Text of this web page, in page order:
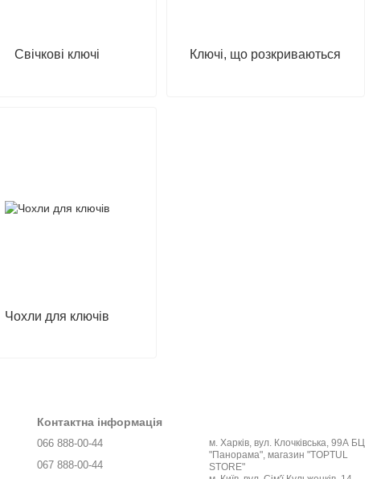
Свічкові ключі Ключі, що розкриваються
Чохли для ключів
Контактна інформація
066 888-00-44
067 888-00-44
м. Харків, вул. Клочківська, 99А БЦ
"Панорама", магазин "TOPTUL
STORE"